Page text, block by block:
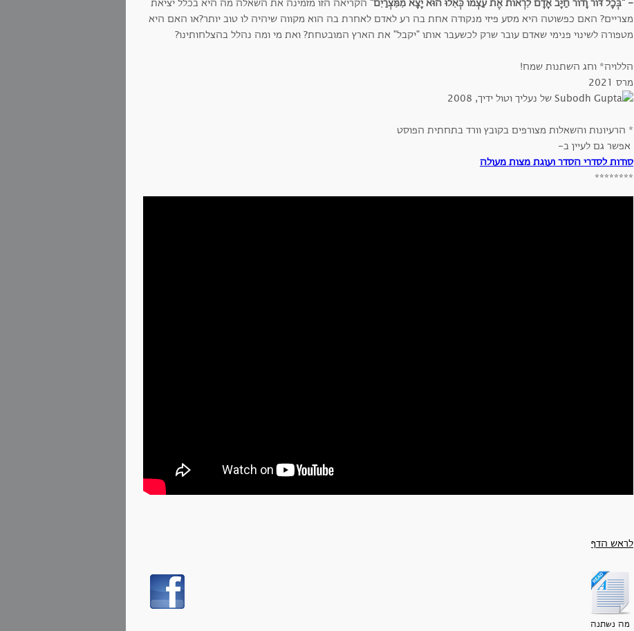
- "בְּכָל דּוֹר וָדוֹר חַיָּב אָדָם לִרְאוֹת אֶת עַצְמוֹ כְּאִלוּ הוּא יָצָא מִמִּצְרַיִם" הקריאה הזו מזמינה את השאלה מה היא בכלל יציאת
מצריים? האם כפשוטה היא מסע פיזי מנקודה אחת בה רע לאדם לאחרת בה הוא מקווה שיהיה לו טוב יותר?או האם היא
מטפורה לשינוי פנימי שאדם עובר שרק לכשעבר אותו "יקבל" את הארץ המובטחת? ואת מי ומה נהלל בהצלחותינו?
הללויה* וחג השתנות שמח!
מרס 2021
* הרעיונות והשאלות מצורפים בקובץ וורד בתחתית הפוסט
אפשר גם לעיין ב-
סודות לסדרי הסדר ועוגת מצות מעולה
********
לראש הדף
מה נשתנה